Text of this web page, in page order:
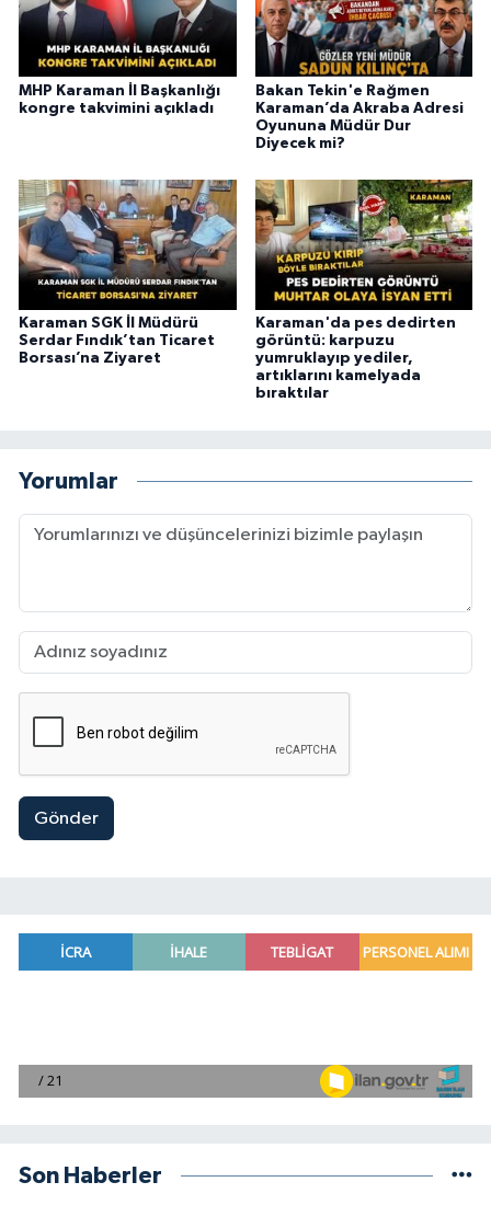
MHP Karaman İl Başkanlığı
kongre takvimini açıkladı
Bakan Tekin'e Rağmen
Karaman’da Akraba Adresi
Oyununa Müdür Dur
Diyecek mi?
Karaman SGK İl Müdürü
Serdar Fındık’tan Ticaret
Borsası’na Ziyaret
Karaman'da pes dedirten
görüntü: karpuzu
yumruklayıp yediler,
artıklarını kamelyada
bıraktılar
Yorumlar
Gönder
Son Haberler